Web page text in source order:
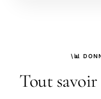
\📊
Tout